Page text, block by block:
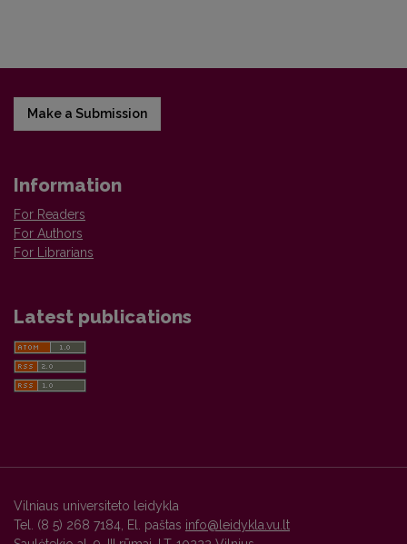
Make a Submission
Information
For Readers
For Authors
For Librarians
Latest publications
Vilniaus universiteto leidykla
Tel. (8 5) 268 7184, El. paštas info@leidykla.vu.lt